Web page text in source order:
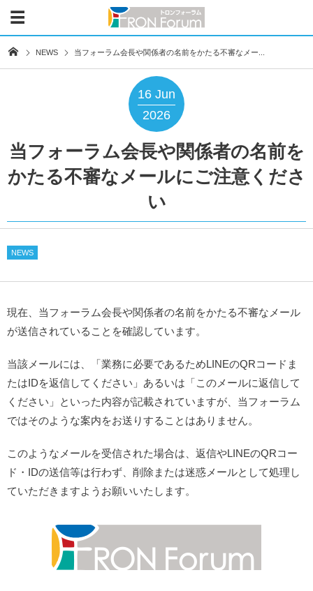
NEWS 当フォーラム会長や関係者の名前をかたる不審なメー...
16 Jun
2026
当フォーラム会長や関係者の名前を
かたる不審なメールにご注意くださ
い
NEWS
現在、当フォーラム会長や関係者の名前をかたる不審なメール
が送信されていることを確認しています。
当該メールには、「業務に必要であるためLINEのQRコードま
たはIDを返信してください」あるいは「このメールに返信して
ください」といった内容が記載されていますが、当フォーラム
ではそのような案内をお送りすることはありません。
このようなメールを受信された場合は、返信やLINEのQRコー
ド・IDの送信等は行わず、削除または迷惑メールとして処理し
ていただきますようお願いいたします。